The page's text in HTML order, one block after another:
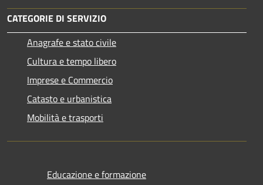
CATEGORIE DI SERVIZIO
Anagrafe e stato civile
Cultura e tempo libero
Imprese e Commercio
Catasto e urbanistica
Mobilità e trasporti
Educazione e formazione